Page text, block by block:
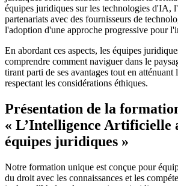
équipes juridiques sur les technologies d'IA,
partenariats avec des fournisseurs de
l'adoption d'une approche progressive pour
En abordant ces aspects, les équipes
comprendre comment naviguer dans le
tirant parti de ses avantages tout en atténuant
respectant les considérations éthiques.
Présentation de la
« L’Intelligence Artificielle
équipes juridiques »
Notre formation unique est conçue pour
du droit avec les connaissances et les